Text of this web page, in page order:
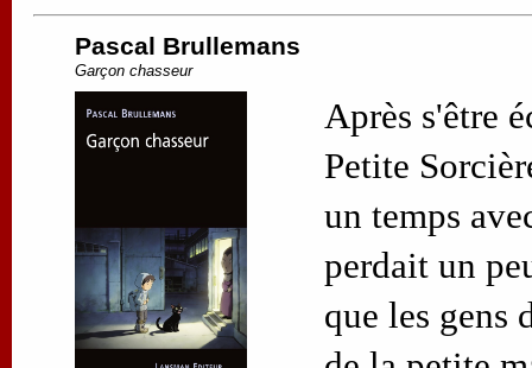
Pascal Brullemans
Garçon chasseur
Après s'être
Petite
un temps
perdait un
que les gens